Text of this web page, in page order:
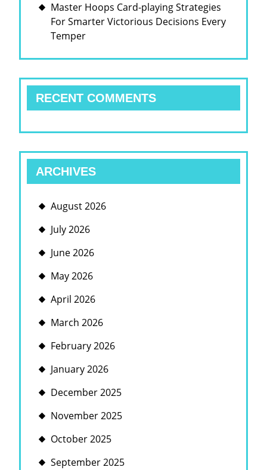
Master Hoops Card-playing Strategies
For Smarter Victorious Decisions Every
Temper
RECENT COMMENTS
ARCHIVES
August 2026
July 2026
June 2026
May 2026
April 2026
March 2026
February 2026
January 2026
December 2025
November 2025
October 2025
September 2025